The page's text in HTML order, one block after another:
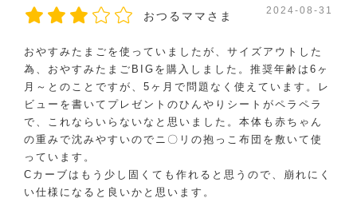
おつるママさま 2024-08-31
おやすみたまごを使っていましたが、サイズアウトした
為、おやすみたまごBIGを購入しました。推奨年齢は6ヶ
月～とのことですが、5ヶ月で問題なく使えています。レ
ビューを書いてプレゼントのひんやりシートがペラペラ
で、これならいらないなと思いました。本体も赤ちゃん
の重みで沈みやすいのでニ〇リの抱っこ布団を敷いて使
っています。
Cカーブはもう少し固くても作れると思うので、崩れにく
い仕様になると良いかと思います。